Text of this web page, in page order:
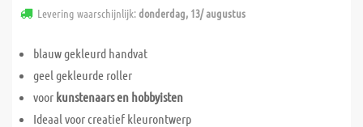
Levering waarschijnlijk:donderdag, 13/ augustus
blauw gekleurd handvat
geel gekleurde roller
voor kunstenaars en hobbyisten
Ideaal voor creatief kleurontwerp